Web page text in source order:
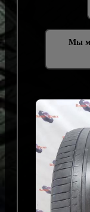
Мы